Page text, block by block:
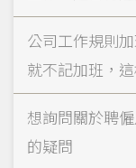
公司工作規則
就不記加班，
想詢問關於聘
的疑問